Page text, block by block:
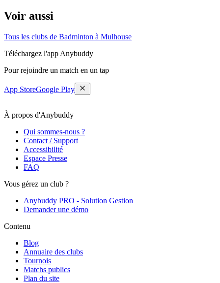
Voir aussi
Tous les clubs de Badminton à Mulhouse
Téléchargez l'app Anybuddy
Pour rejoindre un match en un tap
App StoreGoogle Play
À propos d'Anybuddy
Qui sommes-nous ?
Contact / Support
Accessibilité
Espace Presse
FAQ
Vous gérez un club ?
Anybuddy PRO - Solution Gestion
Demander une démo
Contenu
Blog
Annuaire des clubs
Tournois
Matchs publics
Plan du site